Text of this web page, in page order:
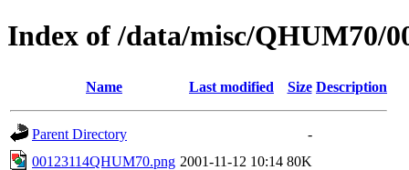
Index of /data/misc/QHUM70/
Name Last modified Size Description
Parent Directory
-
00123114QHUM70.png 2001-11-12 10:14 80K